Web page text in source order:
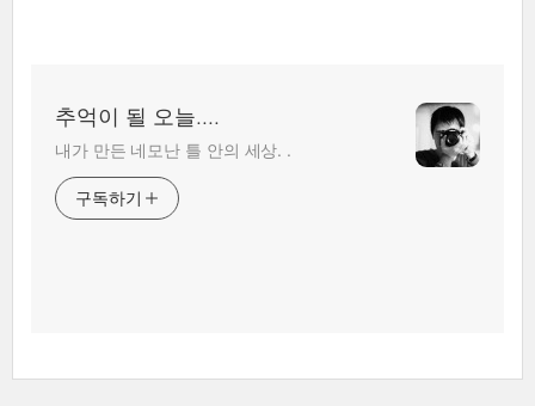
추억이 될 오늘....
내가 만든 네모난 틀 안의 세상. .
구독하기